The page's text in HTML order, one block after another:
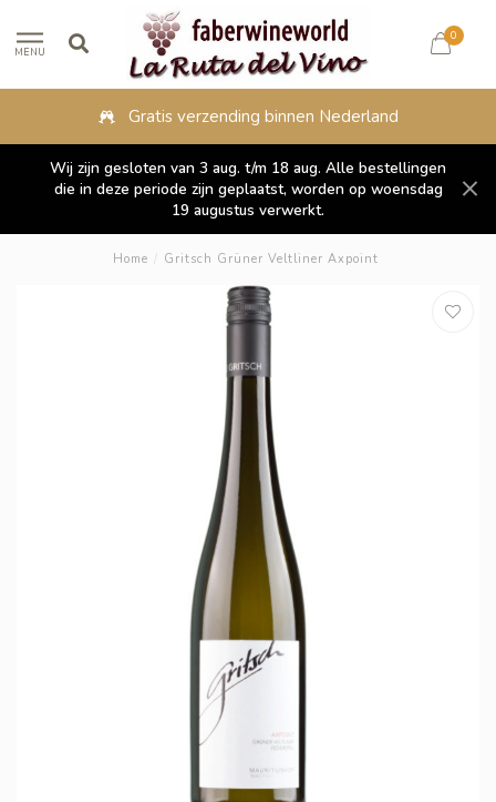
MENU
0
Gratis verzending binnen Nederland
Wij zijn gesloten van 3 aug. t/m 18 aug. Alle bestellingen
die in deze periode zijn geplaatst, worden op woensdag
19 augustus verwerkt.
Home / Gritsch Grüner Veltliner Axpoint